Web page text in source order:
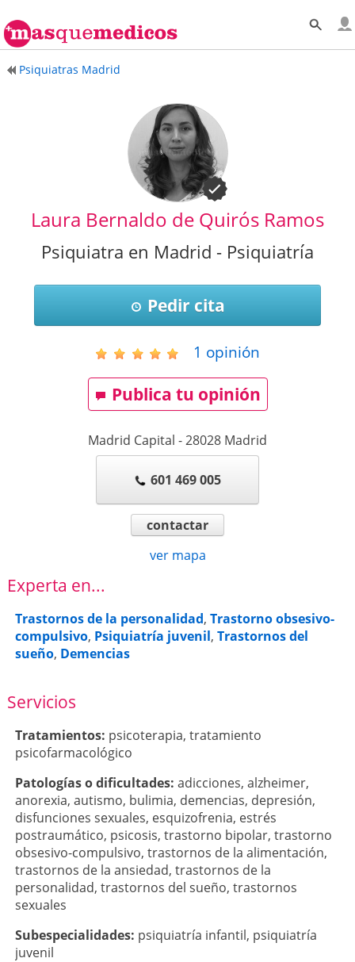
Psiquiatras Madrid
Laura Bernaldo de Quirós Ramos
Psiquiatra en Madrid - Psiquiatría
Pedir cita
1 opinión
Publica tu opinión
Madrid Capital -28028 Madrid
601 469 005
contactar
ver mapa
Experta en...
Trastornos de la personalidad, Trastorno obsesivo-
compulsivo, Psiquiatría juvenil, Trastornos del
sueño, Demencias
Servicios
Tratamientos: psicoterapia, tratamiento
psicofarmacológico
Patologí­as o dificultades: adicciones, alzheimer,
anorexia, autismo, bulimia, demencias, depresión,
disfunciones sexuales, esquizofrenia, estrés
postraumático, psicosis, trastorno bipolar, trastorno
obsesivo-compulsivo, trastornos de la alimentación,
trastornos de la ansiedad, trastornos de la
personalidad, trastornos del sueño, trastornos
sexuales
Subespecialidades: psiquiatría infantil, psiquiatría
juvenil